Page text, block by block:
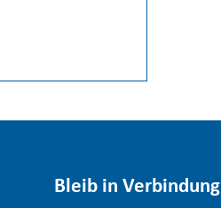
Bleib in Verbindung